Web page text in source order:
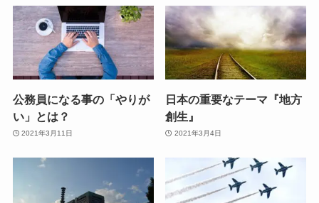
公務員になる事の「やりが
い」とは？
2021年3月11日
日本の重要なテーマ『地方
創生』
2021年3月4日